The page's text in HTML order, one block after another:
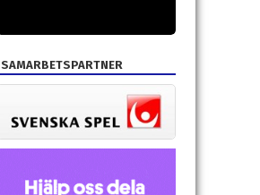
SAMARBETSPARTNER